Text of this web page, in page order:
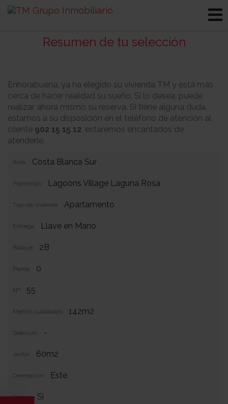
Resumen de tu selección
Enhorabuena, ya ha elegido su vivienda TM y está más
cerca de hacer realidad su sueño. Si lo desea, puede
realizar ahora mismo su reserva. Si tiene alguna duda,
estamos a su disposición en el teléfono de atención al
cliente 902 15 15 12, estaremos encantados de
atenderle.
Área: Costa Blanca Sur
Promoción: Lagoons Village Laguna Rosa
Tipo de vivienda: Apartamento
Entrega: Llave en Mano
Bloque: 2B
Planta: 0
Nº: 55
Metros cuadrados: 142m2
Solarium: -
Jardin: 60m2
Orientacion: Este
Garaje: Si